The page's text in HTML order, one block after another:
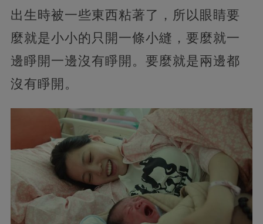
出生時被一些東西粘著了，所以眼睛要
麼就是小小的只開一條小縫，要麼就一
邊睜開一邊沒有睜開。要麼就是兩邊都
沒有睜開。